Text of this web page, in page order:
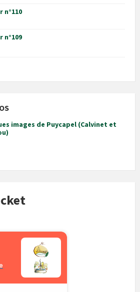
n°110
n°109
images de Puycapel (Calvinet et